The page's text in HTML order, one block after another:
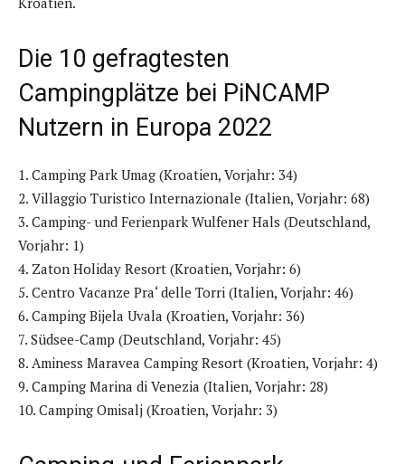
Die 10 gefragtesten
Campingplätze bei PiNCAMP
Nutzern in Europa 2022
1. Camping Park Umag (Kroatien, Vorjahr: 34)
2. Villaggio Turistico Internazionale (Italien, Vorjahr: 68)
3. Camping- und Ferienpark Wulfener Hals (Deutschland,
Vorjahr: 1)
4. Zaton Holiday Resort (Kroatien, Vorjahr: 6)
5. Centro Vacanze Pra‘ delle Torri (Italien, Vorjahr: 46)
6. Camping Bijela Uvala (Kroatien, Vorjahr: 36)
7. Südsee-Camp (Deutschland, Vorjahr: 45)
8. Aminess Maravea Camping Resort (Kroatien, Vorjahr: 4)
9. Camping Marina di Venezia (Italien, Vorjahr: 28)
10. Camping Omisalj (Kroatien, Vorjahr: 3)